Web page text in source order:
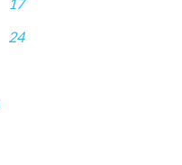
24